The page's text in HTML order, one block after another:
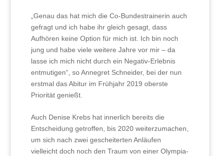
„Genau das hat mich die Co-Bundestrainerin auch
gefragt und ich habe ihr gleich gesagt, dass
Aufhören keine Option für mich ist. Ich bin noch
jung und habe viele weitere Jahre vor mir – da
lasse ich mich nicht durch ein Negativ-Erlebnis
entmutigen“, so Annegret Schneider, bei der nun
erstmal das Abitur im Frühjahr 2019 oberste
Priorität genießt.
Auch Denise Krebs hat innerlich bereits die
Entscheidung getroffen, bis 2020 weiterzumachen,
um sich nach zwei gescheiterten Anläufen
vielleicht doch noch den Traum von einer Olympia-